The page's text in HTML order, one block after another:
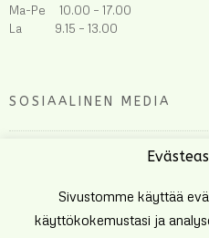
Ma-Pe 10.00 – 17.00
La 9.15 – 13.00
SOSIAALINEN MEDIA
Sivustomme käyttää
käyttökokemustasi ja